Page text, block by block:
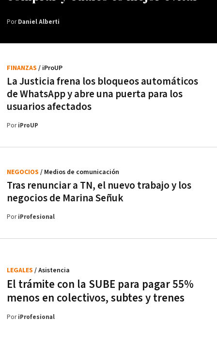
PorDaniel Alberti
La Justicia frena los bloqueos automáticos
de WhatsApp y abre una puerta para los
usuarios afectados
FINANZAS / iProUP
PoriProUP
Tras renunciar a TN, el nuevo trabajo y los
negocios de Marina Señuk
NEGOCIOS / Medios de comunicación
PoriProfesional
El trámite con la SUBE para pagar 55%
menos en colectivos, subtes y trenes
LEGALES / Asistencia
PoriProfesional